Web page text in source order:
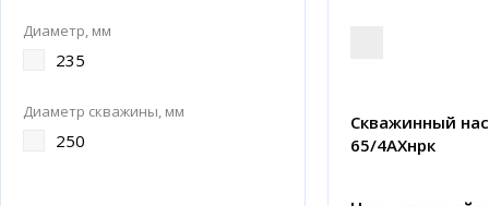
Диаметр, мм
235
Диаметр скважины, мм
250
Скважинный
65/4AХнрк